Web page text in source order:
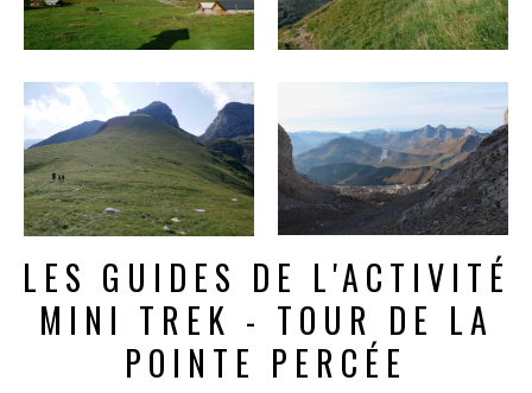
LES GUIDES DE L'ACTIVITÉ
MINI TREK - TOUR DE LA
POINTE PERCÉE